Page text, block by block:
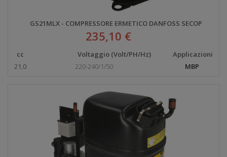
GS21MLX - COMPRESSORE ERMETICO DANFOSS SECOP
235,10 €
cc Voltaggio (Volt/PH/Hz)
Applicazioni
21,0
220-240/1/50 MBP